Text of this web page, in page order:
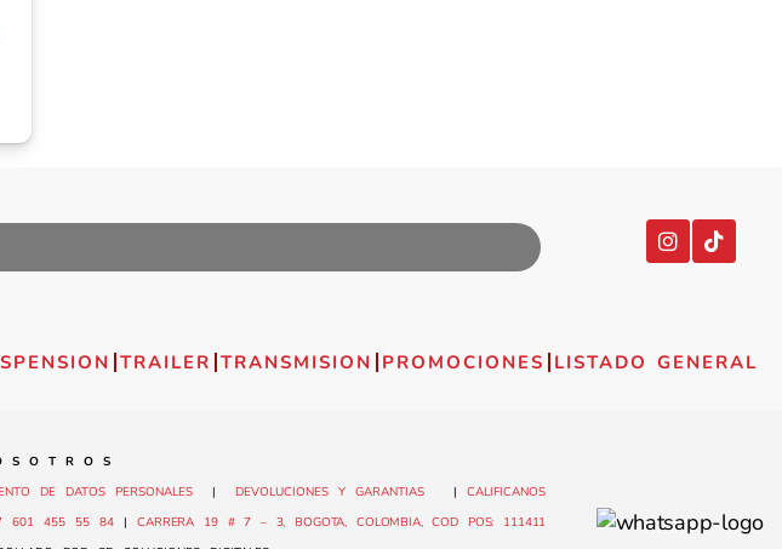
TRAILER TRANSMISION PROMOCIONES LISTADO GENERAL
O T R O S
DE DATOS PERSONALES |DEVOLUCIONES Y GARANTIAS |CALIFICANOS
601 455 55 84 |CARRERA 19 # 7 – 3, BOGOTA, COLOMBIA, COD POS: 111411